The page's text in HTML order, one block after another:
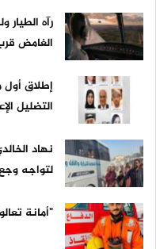
رآه
الغامض
إطلاق
التضليل
نهاد
لتواجه
"أمانة